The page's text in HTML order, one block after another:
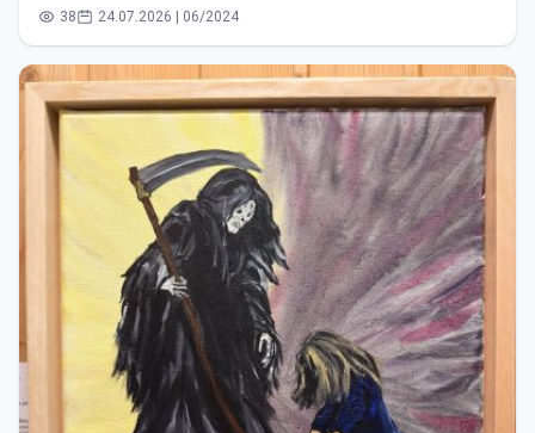
38 24.07.2026 | 06/2024